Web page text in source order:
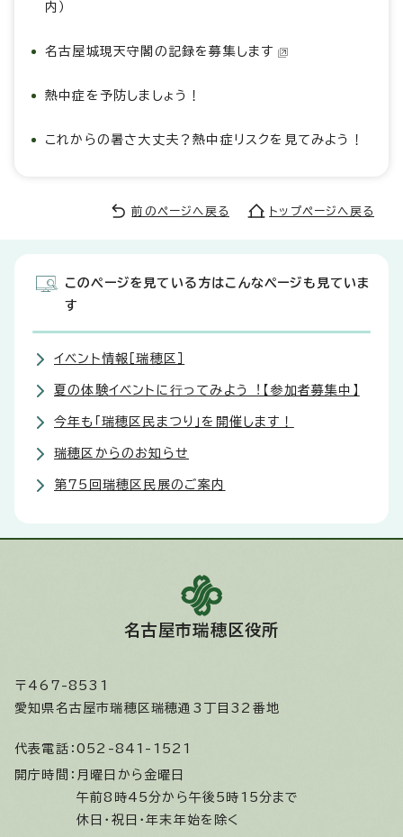
内）
名古屋城現天守閣の記録を募集します
熱中症を予防しましょう！
これからの暑さ大丈夫？熱中症リスクを見てみよう！
前のページへ戻る トップページへ戻る
このページを見ている方はこんなページも見ていま
す
イベント情報［瑞穂区］
夏の体験イベントに⾏ってみよう︕【参加者募集中】
今年も「瑞穂区民まつり」を開催します！
瑞穂区からのお知らせ
第75回瑞穂区民展のご案内
名古屋市瑞穂区役所
〒467-8531
愛知県名古屋市瑞穂区瑞穂通3丁目32番地
代表電話： 052-841-1521
開庁時間： 月曜日から金曜日
午前8時45分から午後5時15分まで
休日・祝日・年末年始を除く